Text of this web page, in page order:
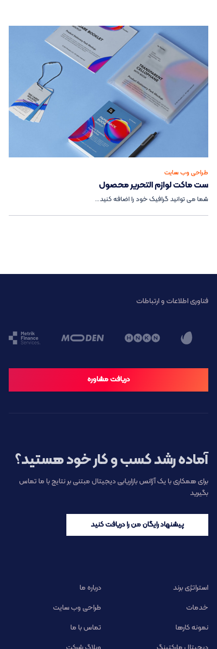
طراحی وب سایت
ست ماکت لوازم التحریر محصول
شما می توانید گرافیک خود را اضافه کنید…
فناوری اطلاعات و ارتباطات
دریافت مشاوره
آماده رشد کسب و کار خود هستید؟
برای همکاری با یک آژانس بازاریابی دیجیتال مبتنی بر نتایج با ما تماس
بگیرید
پیشنهاد رایگان من را دریافت کنید
استراتژی برند
درباره ما
خدمات
طراحی وب سایت
نمونه کارها
تماس با ما